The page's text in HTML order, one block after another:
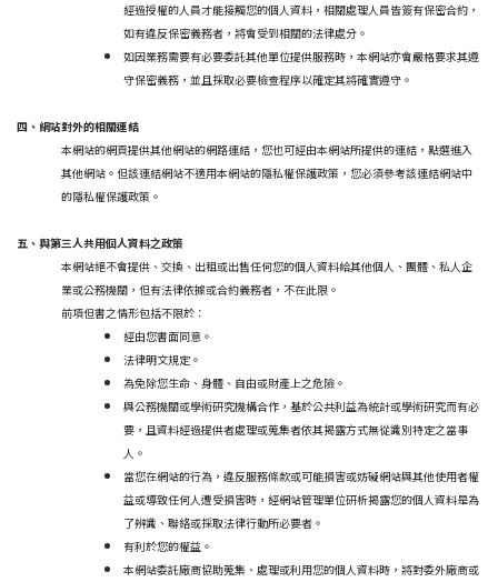
經過授權的人員才能接觸您的個人資料，相關處理人員皆簽有保密合約，
如有違反保密義務者，將會受到相關的法律處分。
如因業務需要有必要委託其他單位提供服務時，本網站亦會嚴格要求其遵
守保密義務，並且採取必要檢查程序以確定其將確實遵守。
四、網站對外的相關連結
本網站的網頁提供其他網站的網路連結，您也可經由本網站所提供的連結，點選進入
其他網站。但該連結網站不適用本網站的隱私權保護政策，您必須參考該連結網站中
的隱私權保護政策。
五、與第三人共用個人資料之政策
本網站絕不會提供、交換、出租或出售任何您的個人資料給其他個人、團體、私人企
業或公務機關，但有法律依據或合約義務者，不在此限。
前項但書之情形包括不限於：
經由您書面同意。
法律明文規定。
為免除您生命、身體、自由或財產上之危險。
與公務機關或學術研究機構合作，基於公共利益為統計或學術研究而有必
要，且資料經過提供者處理或蒐集者依其揭露方式無從識別特定之當事
人。
當您在網站的行為，違反服務條款或可能損害或妨礙網站與其他使用者權
益或導致任何人遭受損害時，經網站管理單位研析揭露您的個人資料是為
了辨識、聯絡或採取法律行動所必要者。
有利於您的權益。
本網站委託廠商協助蒐集、處理或利用您的個人資料時，將對委外廠商或